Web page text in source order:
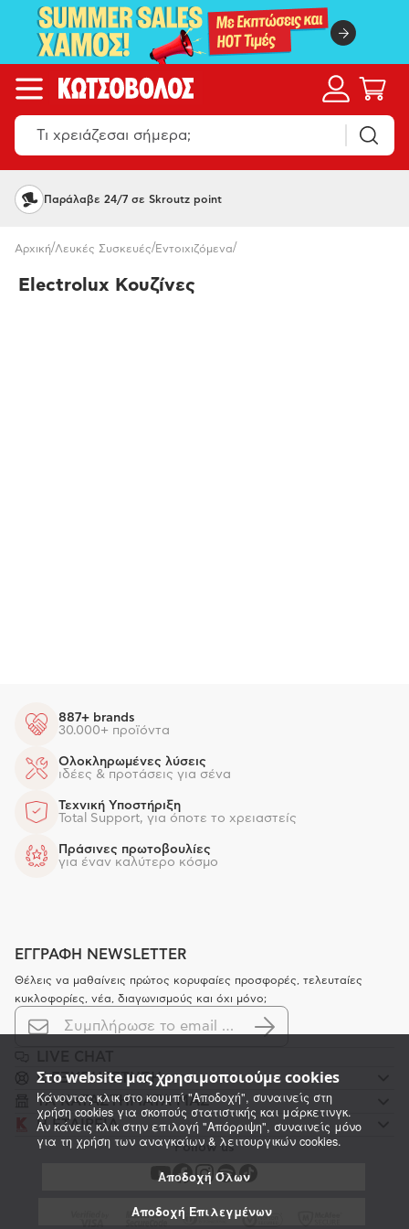
Στο website μας χρησιμοποιούμε cookies
Κάνοντας κλικ στο κουμπί "Αποδοχή", συναινείς στη
χρήση cookies για σκοπούς στατιστικής και μάρκετινγκ.
Αν κάνεις κλικ στην επιλογή "Απόρριψη", συναινείς μόνο
για τη χρήση των αναγκαίων & λειτουργικών cookies.
Αποδοχή Όλων
Αποδοχή Επιλεγμένων
Παράλαβε 24/7 σε Skroutz point
Αρχική/Λευκές Συσκευές/Εντοιχιζόμενα/
Electrolux Κουζίνες
887+ brands
30.000+ προϊόντα
Ολοκληρωμένες λύσεις
ιδέες & προτάσεις για σένα
Τεχνική Υποστήριξη
Total Support, για όποτε το χρειαστείς
Πράσινες πρωτοβουλίες
για έναν καλύτερο κόσμο
ΕΓΓΡΑΦΗ NEWSLETTER
Θέλεις να μαθαίνεις πρώτος κορυφαίες προσφορές, τελευταίες
κυκλοφορίες, νέα, διαγωνισμούς και όχι μόνο;
K ΕΞΥΠΗΡΕΤΗΣΗ
ΤΑ ΚΑΤΑΣΤΗΜΑΤΑ ΜΑΣ
Η ΕΤΑΙΡΕΙΑ
Follow us